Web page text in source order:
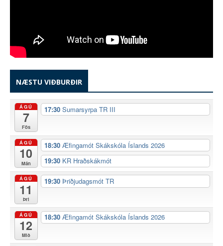
NÆSTU VIÐBURÐIR
ÁGÚ
7
Fös
17:30 Sumarsyrpa TR III
ÁGÚ
10
Mán
18:30 Æfingamót Skákskóla Íslands 2026
19:30 KR Hraðskákmót
ÁGÚ
11
Þri
19:30 Þriðjudagsmót TR
ÁGÚ
12
Mið
18:30 Æfingamót Skákskóla Íslands 2026